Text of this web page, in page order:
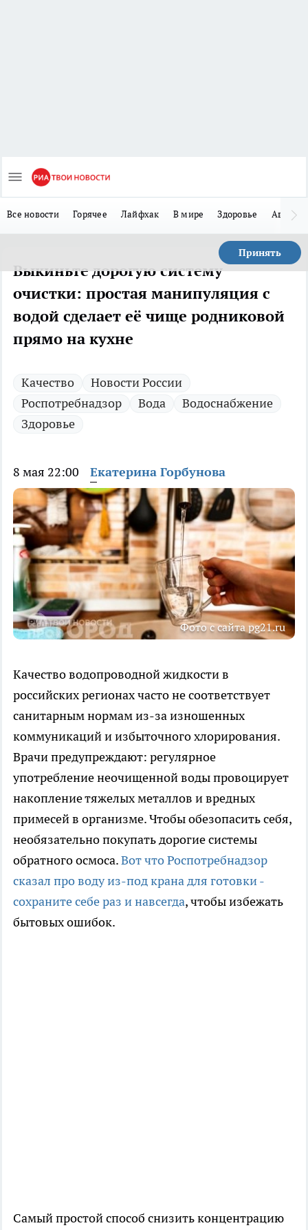
Все новости Горячее Лайфхак В мире Здоровье Авто
Принять
Выкиньте дорогую систему
очистки: простая манипуляция с
водой сделает её чище родниковой
прямо на кухне
Качество
Новости России
Роспотребнадзор
Вода
Водоснабжение
Здоровье
8 мая 22:00 Екатерина Горбунова
Фото с сайта pg21.ru
Качество водопроводной жидкости в
российских регионах часто не соответствует
санитарным нормам из-за изношенных
коммуникаций и избыточного хлорирования.
Врачи предупреждают: регулярное
употребление неочищенной воды провоцирует
накопление тяжелых металлов и вредных
примесей в организме. Чтобы обезопасить себя,
необязательно покупать дорогие системы
обратного осмоса.Вот что Роспотребнадзор
сказал про воду из-под крана для готовки -
сохраните себе раз и навсегда, чтобы избежать
бытовых ошибок.
Самый простой способ снизить концентрацию